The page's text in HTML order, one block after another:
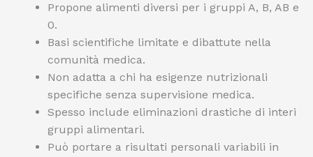
Propone alimenti diversi per i gruppi A, B, AB e
0.
Basi scientifiche limitate e dibattute nella
comunità medica.
Non adatta a chi ha esigenze nutrizionali
specifiche senza supervisione medica.
Spesso include eliminazioni drastiche di interi
gruppi alimentari.
Può portare a risultati personali variabili in